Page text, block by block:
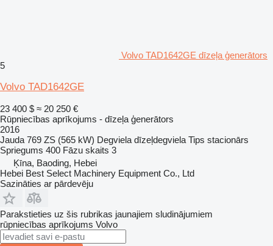
Volvo TAD1642GE dīzeļa ģenerātors
5
Volvo TAD1642GE
23 400 $ ≈ 20 250 €
Rūpniecības aprīkojums - dīzeļa ģenerātors
2016
Jauda 769 ZS (565 kW) Degviela dīzeļdegviela Tips stacionārs
Spriegums 400 Fāzu skaits 3
Ķīna, Baoding, Hebei
Hebei Best Select Machinery Equipment Co., Ltd
Sazināties ar pārdevēju
Parakstieties uz šis rubrikas jaunajiem sludinājumiem
rūpniecības aprīkojums Volvo